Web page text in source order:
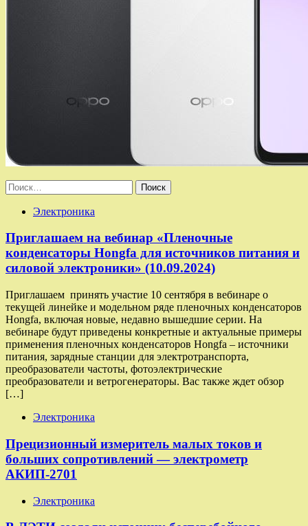
Найти:
Электроника
Приглашаем на вебинар «Пленочные
конденсаторы Hongfa для источников питания и
силовой электроники» (10.09.2024)
Приглашаем принять участие 10 сентября в вебинаре о
текущей линейке и модельном ряде пленочных конденсаторов
Hongfa, включая новые, недавно вышедшие серии. На
вебинаре будут приведены конкретные и актуальные примеры
применения пленочных конденсаторов Hongfa – источники
питания, зарядные станции для электротранспорта,
преобразователи частоты, фотоэлектрические
преобразователи и ветрогенераторы. Вас также ждет обзор
[…]
Электроника
Прецизионный измеритель малых токов и
больших сопротивлений — электрометр
АКИП-2701
Электроника